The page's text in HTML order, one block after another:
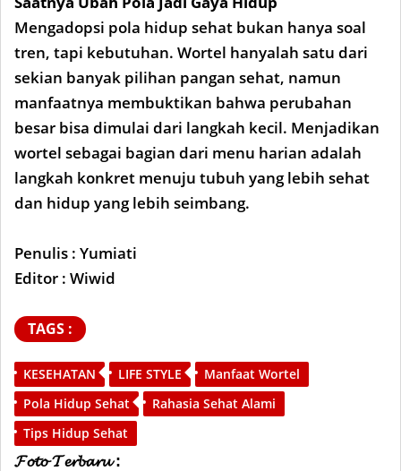
Mengadopsi pola hidup sehat bukan hanya soal
tren, tapi kebutuhan. Wortel hanyalah satu dari
sekian banyak pilihan pangan sehat, namun
manfaatnya membuktikan bahwa perubahan
besar bisa dimulai dari langkah kecil. Menjadikan
wortel sebagai bagian dari menu harian adalah
langkah konkret menuju tubuh yang lebih sehat
dan hidup yang lebih seimbang.
Penulis : Yumiati
Editor : Wiwid
TAGS :
KESEHATAN LIFE STYLE
Manfaat Wortel
Pola Hidup Sehat
Rahasia Sehat Alami
Tips Hidup Sehat
𝓕𝓸𝓽𝓸 𝓣𝓮𝓻𝓫𝓪𝓻𝓾 :